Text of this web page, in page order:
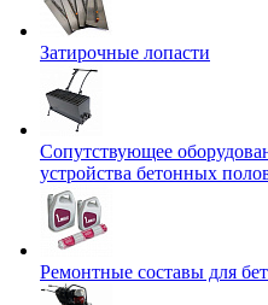
Затирочные лопасти
Сопутствующее
устройства бетонных
Ремонтные составы для